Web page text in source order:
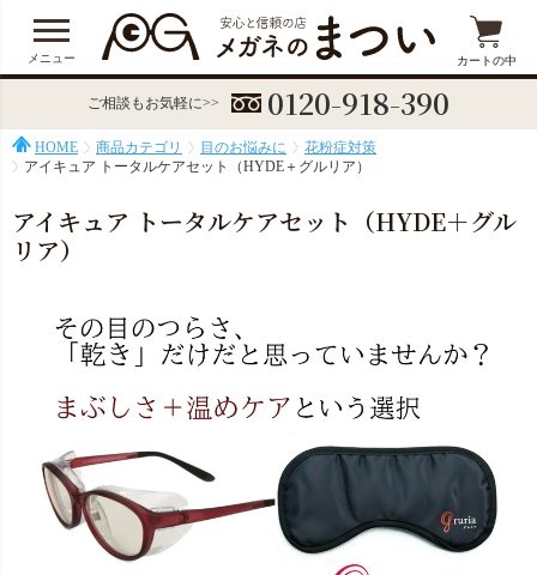
メニュー カートの中
ご相談もお気軽に>> 0120-918-390
HOME 商品カテゴリ 目のお悩みに
花粉症対策
アイキュア トータルケアセット（HYDE＋グルリア）
アイキュア トータルケアセット（HYDE＋グル
リア）